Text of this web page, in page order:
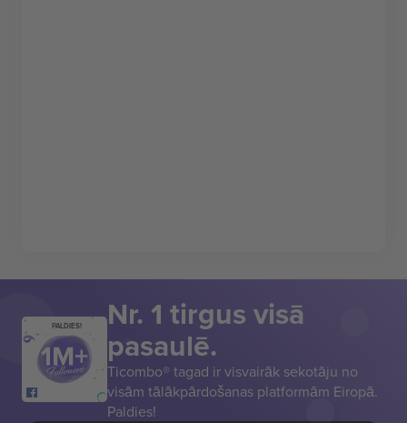
PALDIES! Nr. 1 tirgus visā
pasaulē.
Ticombo® tagad ir visvairāk sekotāju no
visām tālākpārdošanas platformām Eiropā.
Paldies!